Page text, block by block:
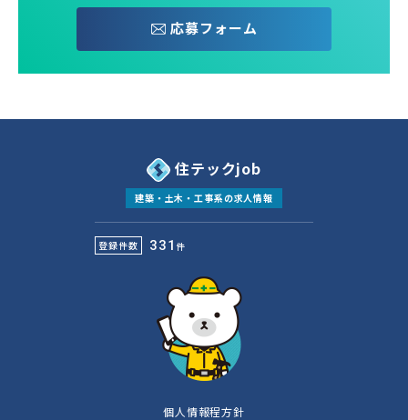
応募フォーム
住テックjob
建築・土木・工事系の求人情報
登録件数 331 件
個人情報程方針